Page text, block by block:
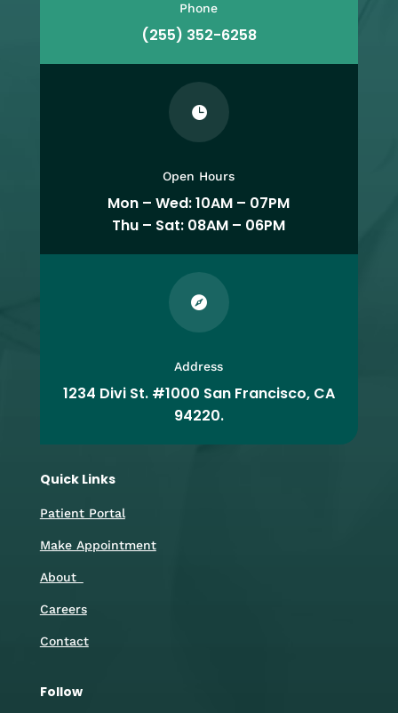
Phone
(255) 352-6258

Open Hours
Mon – Wed: 10AM – 07PM
Thu – Sat: 08AM – 06PM

Address
1234 Divi St. #1000 San Francisco, CA
94220.
Quick Links
Patient Portal
Make Appointment
About
Careers
Contact
Follow